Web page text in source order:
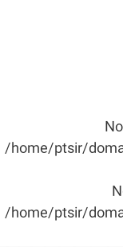
/home/ptsir/
/home/ptsir/